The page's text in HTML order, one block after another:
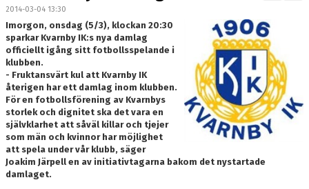
BILDGALLERI
DOKUMENT
MEDLEMSKAP
LEDARE
KONTAKT
2014-03-04 13:30
Imorgon, onsdag (5/3), klockan 20:30
sparkar Kvarnby IK:s nya damlag
officiellt igång sitt fotbollsspelande i
klubben.
- Fruktansvärt kul att Kvarnby IK
återigen har ett damlag inom klubben.
För en fotbollsförening av Kvarnbys
storlek och dignitet ska det vara en
självklarhet att såväl killar och tjejer
som män och kvinnor har möjlighet
att spela under vår klubb, säger
Joakim Järpell en av initiativtagarna bakom det nystartade
damlaget.